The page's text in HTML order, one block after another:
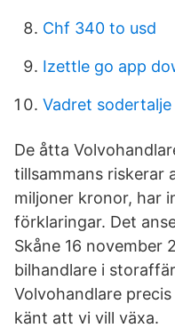
Chf 340 to usd
Izettle go app
Vadret sodertalje
De åtta
tillsammans riskerar
miljoner kronor, har
förklaringar. Det
Skåne 16 november
bilhandlare i
Volvohandlare
känt att vi vill växa.